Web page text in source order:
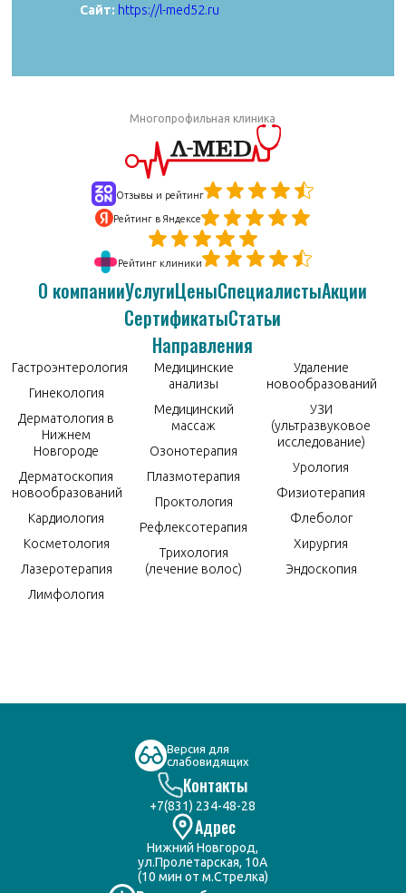
Сайт: https://l-med52.ru
Многопрофильная клиника
Отзывы и рейтинг
Рейтинг в Яндексе
Рейтинг клиники
О компанииУслугиЦеныСпециалистыАкции
СертификатыСтатьи
Направления
Гастроэнтерология
Гинекология
Дерматология в
Нижнем
Новгороде
Дерматоскопия
новообразований
Кардиология
Косметология
Лазеротерапия
Лимфология
Медицинские
анализы
Медицинский
массаж
Озонотерапия
Плазмотерапия
Проктология
Рефлексотерапия
Трихология
(лечение волос)
Удаление
новообразований
УЗИ
(ультразвуковое
исследование)
Урология
Физиотерапия
Флеболог
Хирургия
Эндоскопия
Контакты
+7(831) 234-48-28
Адрес
Нижний Новгород,
ул.Пролетарская, 10А
(10 мин от м.Стрелка)
Версия для
слабовидящих